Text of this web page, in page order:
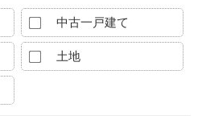
中古一戸建て
土地